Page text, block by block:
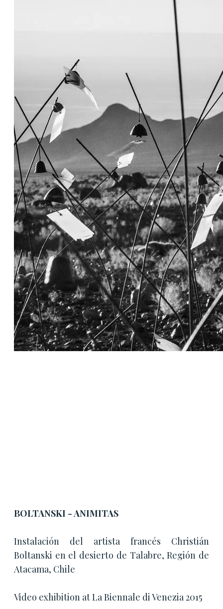
BOLTANSKI - ANIMITAS
Instalación del artista francés Christián
Boltanski en el desierto de Talabre, Región de
Atacama, Chile
Video exhibition at La Biennale di Venezia 2015